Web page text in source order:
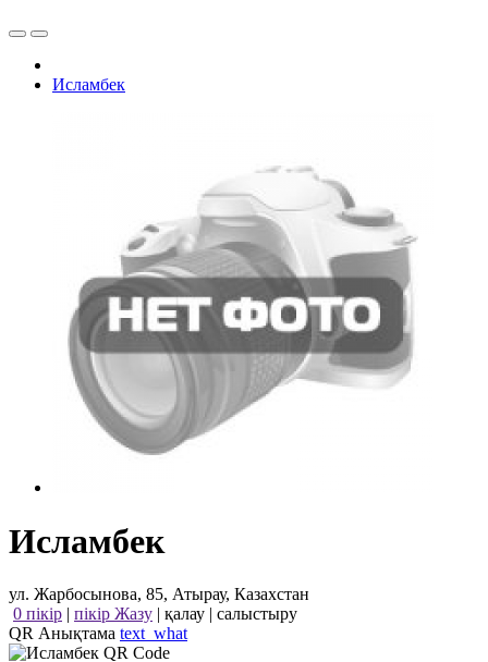
Исламбек
Исламбек
ул. Жарбосынова, 85, Атырау, Казахстан
0 пікір | пікір Жазу | қалау | салыстыру
QR Анықтама text_what